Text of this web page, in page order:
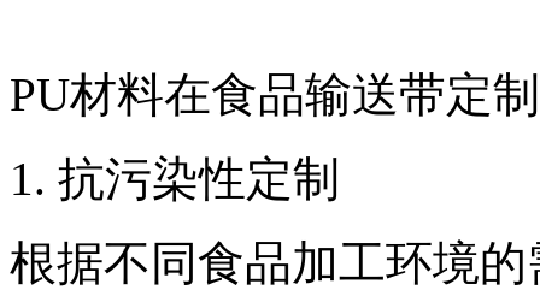
PU材料在食品输送带定
1. 抗污染性定制
根据不同食品加工环境